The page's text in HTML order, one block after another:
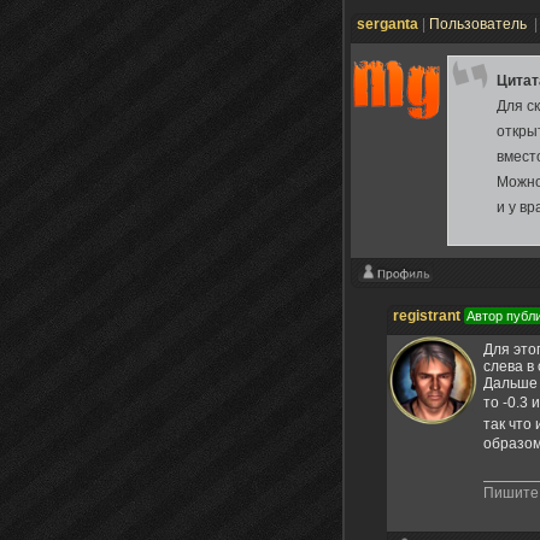
serganta Пользователь
Для
и у
registrant Автор
Для
слева в
Дальше
то -0.3
так что
Пишите